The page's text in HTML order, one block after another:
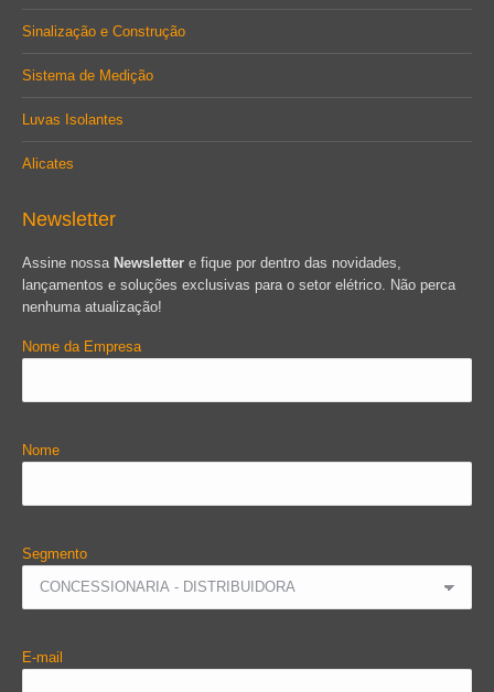
Sinalização e Construção
Sistema de Medição
Luvas Isolantes
Alicates
Newsletter
Assine nossa Newsletter e fique por dentro das novidades,
lançamentos e soluções exclusivas para o setor elétrico. Não perca
nenhuma atualização!
Nome da Empresa
Nome
Segmento
E-mail